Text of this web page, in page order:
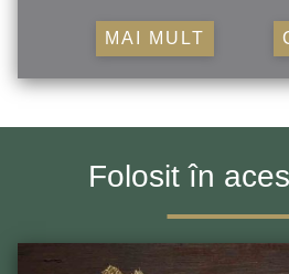
MAI MULT
Folosit în